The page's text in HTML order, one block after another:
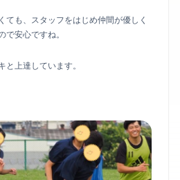
ても、スタッフをはじめ仲間が優しく
安心ですね。
上達しています。